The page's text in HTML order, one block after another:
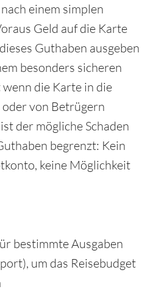
einem simplen
Geld auf die Karte
Guthaben ausgeben
besonders sicheren
wenn die Karte in die
von Betrügern
der mögliche Schaden
begrenzt: Kein
keine Möglichkeit
bestimmte Ausgaben
um das Reisebudget